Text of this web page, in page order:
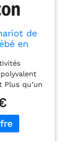
de
en
12+
qu’un
en
de la